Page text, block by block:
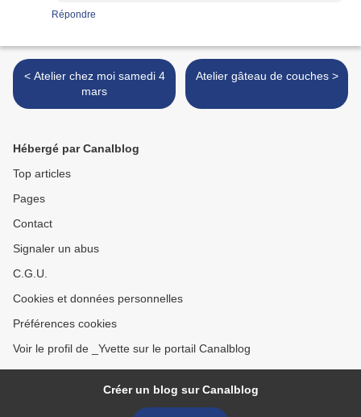
Répondre
< Atelier chez moi samedi 4
mars
Atelier gâteau de couches >
Hébergé par Canalblog
Top articles
Pages
Contact
Signaler un abus
C.G.U.
Cookies et données personnelles
Préférences cookies
Voir le profil de _Yvette sur le portail Canalblog
Créer un blog sur Canalblog